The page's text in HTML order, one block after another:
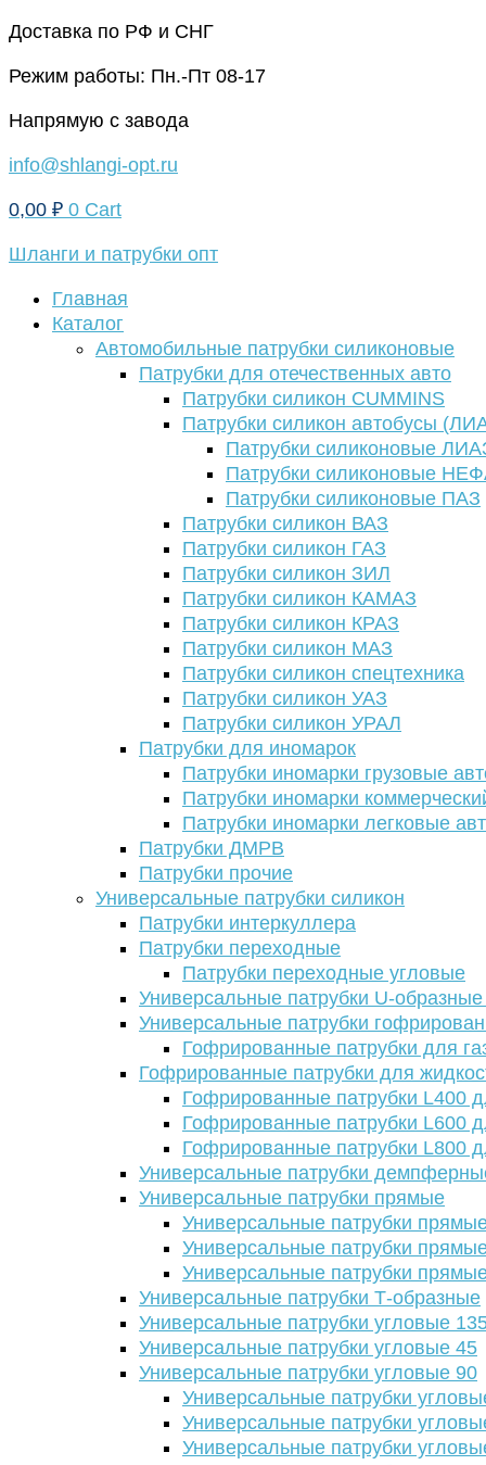
Перейти
содержимому
Доставка по РФ и СНГ
Режим работы: Пн.-Пт 08-17
Напрямую с завода
info@shlangi-opt.ru
0,00 ₽ 0 Cart
Шланги и патрубки опт
Главная
Каталог
Автомобильные патрубки силиконовые
Патрубки для отечественных авто
Патрубки силикон CUMMINS
Патрубки силикон автобусы
Патрубки силиконовые
Патрубки силиконовые
Патрубки силиконовые ПАЗ
Патрубки силикон ВАЗ
Патрубки силикон ГАЗ
Патрубки силикон ЗИЛ
Патрубки силикон КАМАЗ
Патрубки силикон КРАЗ
Патрубки силикон МАЗ
Патрубки силикон спецтехника
Патрубки силикон УАЗ
Патрубки силикон УРАЛ
Патрубки для иномарок
Патрубки иномарки грузовые
Патрубки иномарки
Патрубки иномарки легковые
Патрубки ДМРВ
Патрубки прочие
Универсальные патрубки силикон
Патрубки интеркуллера
Патрубки переходные
Патрубки переходные угловые
Универсальные патрубки U-
Универсальные патрубки
Гофрированные патрубки для
Гофрированные патрубки для
Гофрированные патрубки L400
Гофрированные патрубки L600
Гофрированные патрубки L800
Универсальные патрубки
Универсальные патрубки прямые
Универсальные патрубки
Универсальные патрубки
Универсальные патрубки
Универсальные патрубки Т-образные
Универсальные патрубки угловые
Универсальные патрубки угловые 45
Универсальные патрубки угловые 90
Универсальные патрубки
Универсальные патрубки
Универсальные патрубки